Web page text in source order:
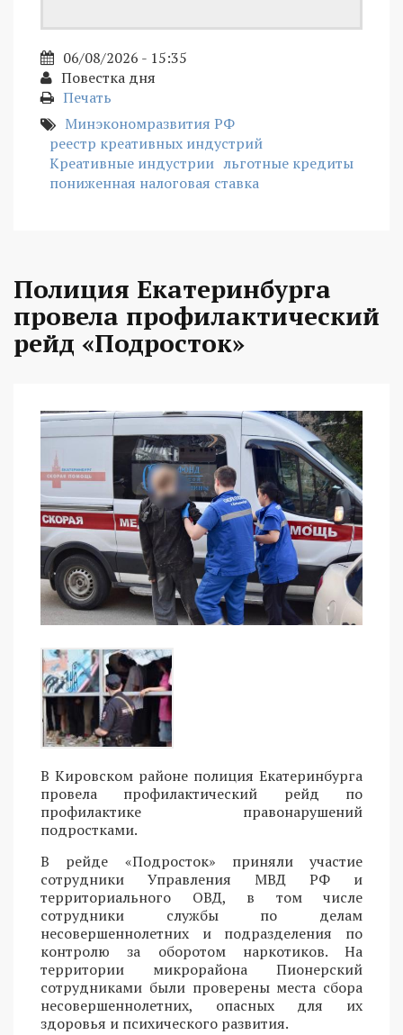
06/08/2026 - 15:35
Повестка дня
Печать
Минэкономразвития РФ
реестр креативных индустрий
Креативные индустрии льготные кредиты
пониженная налоговая ставка
Полиция Екатеринбурга
провела профилактический
рейд «Подросток»
В Кировском районе полиция Екатеринбурга
провела профилактический рейд по
профилактике правонарушений
подростками.
В рейде «Подросток» приняли участие
сотрудники Управления МВД РФ и
территориального ОВД, в том числе
сотрудники службы по делам
несовершеннолетних и подразделения по
контролю за оборотом наркотиков. На
территории микрорайона Пионерский
сотрудниками были проверены места сбора
несовершеннолетних, опасных для их
здоровья и психического развития.